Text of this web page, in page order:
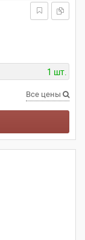
1 шт.
Все цены